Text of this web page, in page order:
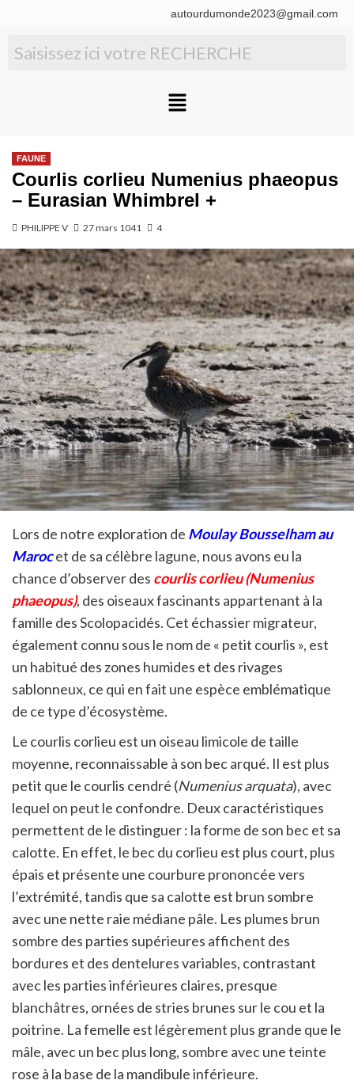
autourdumonde2023@gmail.com
FAUNE
Courlis corlieu Numenius phaeopus
– Eurasian Whimbrel +
PHILIPPE V 27 mars 1041 4
Lors de notre exploration de Moulay Bousselhamau
Marocet de sa célèbre lagune, nous avons eu la
chance d’observer des courlis corlieu (Numenius
phaeopus), des oiseaux fascinants appartenant à la
famille des Scolopacidés. Cet échassier migrateur,
également connu sous le nom de « petit courlis », est
un habitué des zones humides et des rivages
sablonneux, ce qui en fait une espèce emblématique
de ce type d’écosystème.
Le courlis corlieu est un oiseau limicole de taille
moyenne, reconnaissable à son bec arqué. Il est plus
petit que le courlis cendré (Numenius arquata), avec
lequel on peut le confondre. Deux caractéristiques
permettent de le distinguer : la forme de son bec et sa
calotte. En effet, le bec du corlieu est plus court, plus
épais et présente une courbure prononcée vers
l’extrémité, tandis que sa calotte est brun sombre
avec une nette raie médiane pâle. Les plumes brun
sombre des parties supérieures affichent des
bordures et des dentelures variables, contrastant
avec les parties inférieures claires, presque
blanchâtres, ornées de stries brunes sur le cou et la
poitrine. La femelle est légèrement plus grande que le
mâle, avec un bec plus long, sombre avec une teinte
rose à la base de la mandibule inférieure.